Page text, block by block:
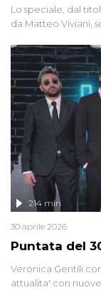
Lo speciale, dal
da Matteo Viviani,
di settore - su
Anche se l'Italia
contesto globale
lontano.
Puntata del
214 min
30 aprile 2026
Veronica Gentili
attualita' con